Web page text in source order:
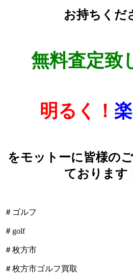
お持ちくだ
無料査定致
明るく！
をモットーに皆様の
ております
＃ゴルフ
＃golf
＃枚方市
＃枚方市ゴルフ買取